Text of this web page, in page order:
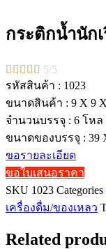
กระติกน้ำนัก
     5/5
รหัสสินค้า : 1023
ขนาดสินค้า : 9 X 9
จำนวนบรรจุ : 6 โหล
ขนาดของบรรจุ : 39
ขอรายละเอียด
ขอใบเสนอราคา
SKU 1023 Categories
เครื่องดื่ม/ของเหลว
Related